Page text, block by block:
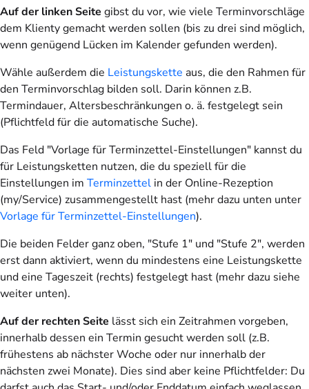
Auf der linken Seite gibst du vor, wie viele Terminvorschläge
dem Klienty gemacht werden sollen (bis zu drei sind möglich,
wenn genügend Lücken im Kalender gefunden werden).
Wähle außerdem die Leistungskette aus, die den Rahmen für
den Terminvorschlag bilden soll. Darin können z.B.
Termindauer, Altersbeschränkungen o. ä. festgelegt sein
(Pflichtfeld für die automatische Suche).
Das Feld "Vorlage für Terminzettel-Einstellungen" kannst du
für Leistungsketten nutzen, die du speziell für die
Einstellungen im Terminzettel in der Online-Rezeption
(my/Service) zusammengestellt hast (mehr dazu unten unter
Vorlage für Terminzettel-Einstellungen).
Die beiden Felder ganz oben, "Stufe 1" und "Stufe 2", werden
erst dann aktiviert, wenn du mindestens eine Leistungskette
und eine Tageszeit (rechts) festgelegt hast (mehr dazu siehe
weiter unten).
Auf der rechten Seite lässt sich ein Zeitrahmen vorgeben,
innerhalb dessen ein Termin gesucht werden soll (z.B.
frühestens ab nächster Woche oder nur innerhalb der
nächsten zwei Monate). Dies sind aber keine Pflichtfelder: Du